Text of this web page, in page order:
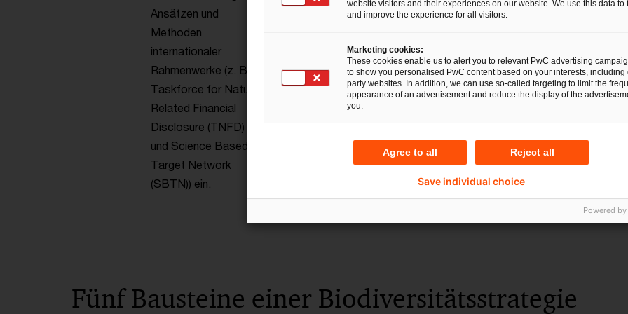
Ansätzen und
Methoden
internationaler
Rahmenwerke (z. B.
Taskforce for Nature
Related Financial
Disclosure (TNFD)
und Science Based
Target Network
(SBTN)) ein.
Methodik zur Analyse
Abhängigkeiten Ihrer
Geschäftsaktivitäten.
Aspekte und
ein
Fünf Bausteine einer Biodiversitätsstrategie
website visitors and their experiences on our website. We use this data to
and improve the experience for all visitors.
Marketing cookies:
These cookies enable us to alert you to relevant PwC advertising
to show you personalised PwC content based on your interests, including
party websites. In addition, we can use so-called targeting to limit the
appearance of an advertisement and reduce the display of the
you.
Agree to all Reject all
Save individual choice
Powered by